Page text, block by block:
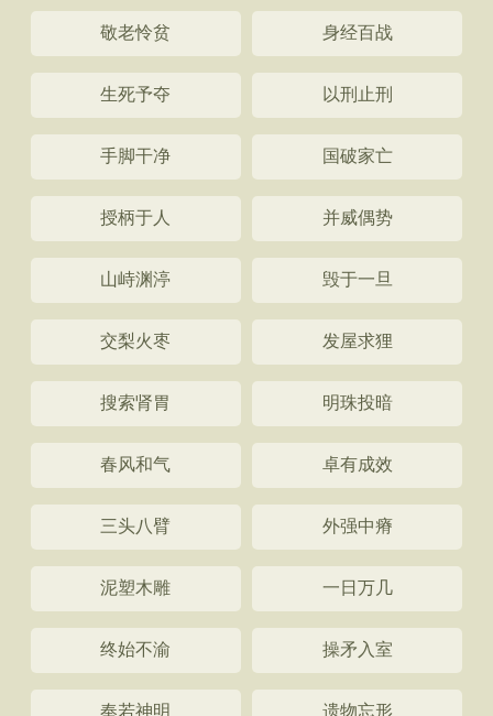
敬老怜贫 身经百战
生死予夺 以刑止刑
手脚干净 国破家亡
授柄于人 并威偶势
山峙渊渟 毁于一旦
交梨火枣 发屋求狸
搜索肾胃 明珠投暗
春风和气 卓有成效
三头八臂 外强中瘠
泥塑木雕 一日万几
终始不渝 操矛入室
奉若神明 遗物忘形